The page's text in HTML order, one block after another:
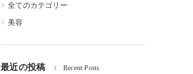
全てのカテゴリー
美容
最近の投稿 Recent Posts